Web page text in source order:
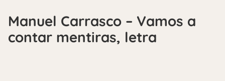
Manuel Carrasco – Vamos a
contar mentiras, letra